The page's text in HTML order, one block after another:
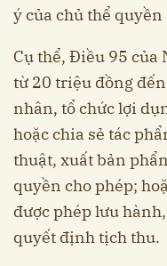
ý của chủ thể
Cụ thể, Điều 95
từ 20 triệu đồng
nhân, tổ chức lợi
hoặc chia sẻ tác
thuật, xuất bản
quyền cho phép;
được phép lưu
quyết định tịch thu.